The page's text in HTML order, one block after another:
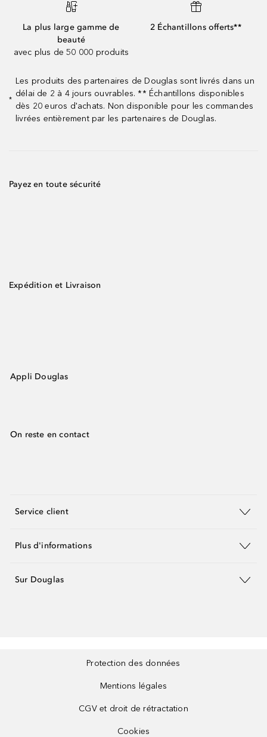
La plus large gamme de
beauté
avec plus de 50 000 produits
2 Échantillons offerts**
*
Les produits des partenaires de Douglas sont livrés dans un
délai de 2 à 4 jours ouvrables. ** Échantillons disponibles
dès 20 euros d'achats. Non disponible pour les commandes
livrées entièrement par les partenaires de Douglas.
Payez en toute sécurité
Expédition et Livraison
Appli Douglas
On reste en contact
Service client
Plus d'informations
Sur Douglas
Protection des données
Mentions légales
CGV et droit de rétractation
Cookies